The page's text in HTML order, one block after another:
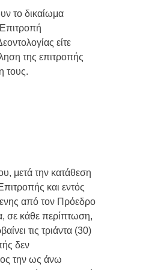
το δικαίωμα
είτε
της επιτροπής
τους.
μετά την κατάθεση
και εντός
από τον Πρόεδρο
σε κάθε περίπτωση,
τις τριάντα (30)
δεν
την ως άνω